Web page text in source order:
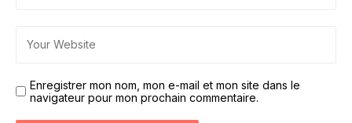
Enregistrer mon nom, mon e-mail et mon site dans le
navigateur pour mon prochain commentaire.